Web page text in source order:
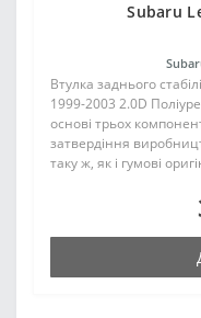
Subaru
Втулка заднього
1999-2003 2.0D
основі трьох
затвердіння
таку ж, як і гумові